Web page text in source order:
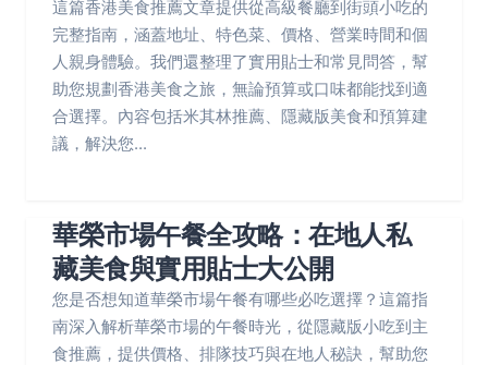
這篇香港美食推薦文章提供從高級餐廳到街頭小吃的
完整指南，涵蓋地址、特色菜、價格、營業時間和個
人親身體驗。我們還整理了實用貼士和常見問答，幫
助您規劃香港美食之旅，無論預算或口味都能找到適
合選擇。內容包括米其林推薦、隱藏版美食和預算建
議，解決您...
華榮市場午餐全攻略：在地人私
藏美食與實用貼士大公開
您是否想知道華榮市場午餐有哪些必吃選擇？這篇指
南深入解析華榮市場的午餐時光，從隱藏版小吃到主
食推薦，提供價格、排隊技巧與在地人秘訣，幫助您